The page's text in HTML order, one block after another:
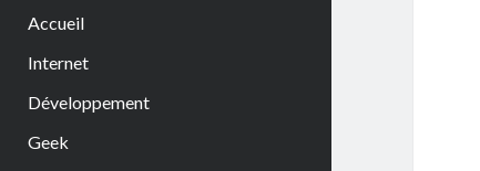
Accueil
Internet
Développement
Geek